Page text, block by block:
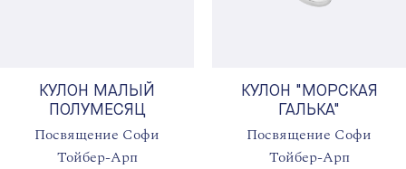
КУЛОН МАЛЫЙ
ПОЛУМЕСЯЦ
Посвящение Софи
Тойбер-Арп
КУЛОН "МОРСКАЯ
ГАЛЬКА"
Посвящение Софи
Тойбер-Арп